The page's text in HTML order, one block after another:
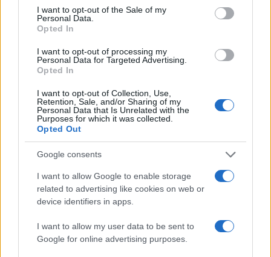
consent section.
I want to opt-out of the Sale of my
Personal Data.
Opted In
I want to opt-out of processing my
Personal Data for Targeted Advertising.
Opted In
I want to opt-out of Collection, Use,
Retention, Sale, and/or Sharing of my
Personal Data that Is Unrelated with the
Purposes for which it was collected.
Opted Out
Google consents
I want to allow Google to enable storage
related to advertising like cookies on web or
device identifiers in apps.
I want to allow my user data to be sent to
Google for online advertising purposes.
daGoogle News
Condividi l'articolo
F
a
ce
b
o
k
T
w
it
te
Pi
n
te
re
st
W
h
at
s
A
p
p
S
h
a
re
Prossimo articolo
NOTIZIE RECENTI
Incendio nella notte a Olbia, a fuoco due furgoni